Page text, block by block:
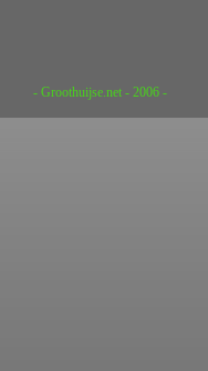
- Groothuijse.net - 2006 -